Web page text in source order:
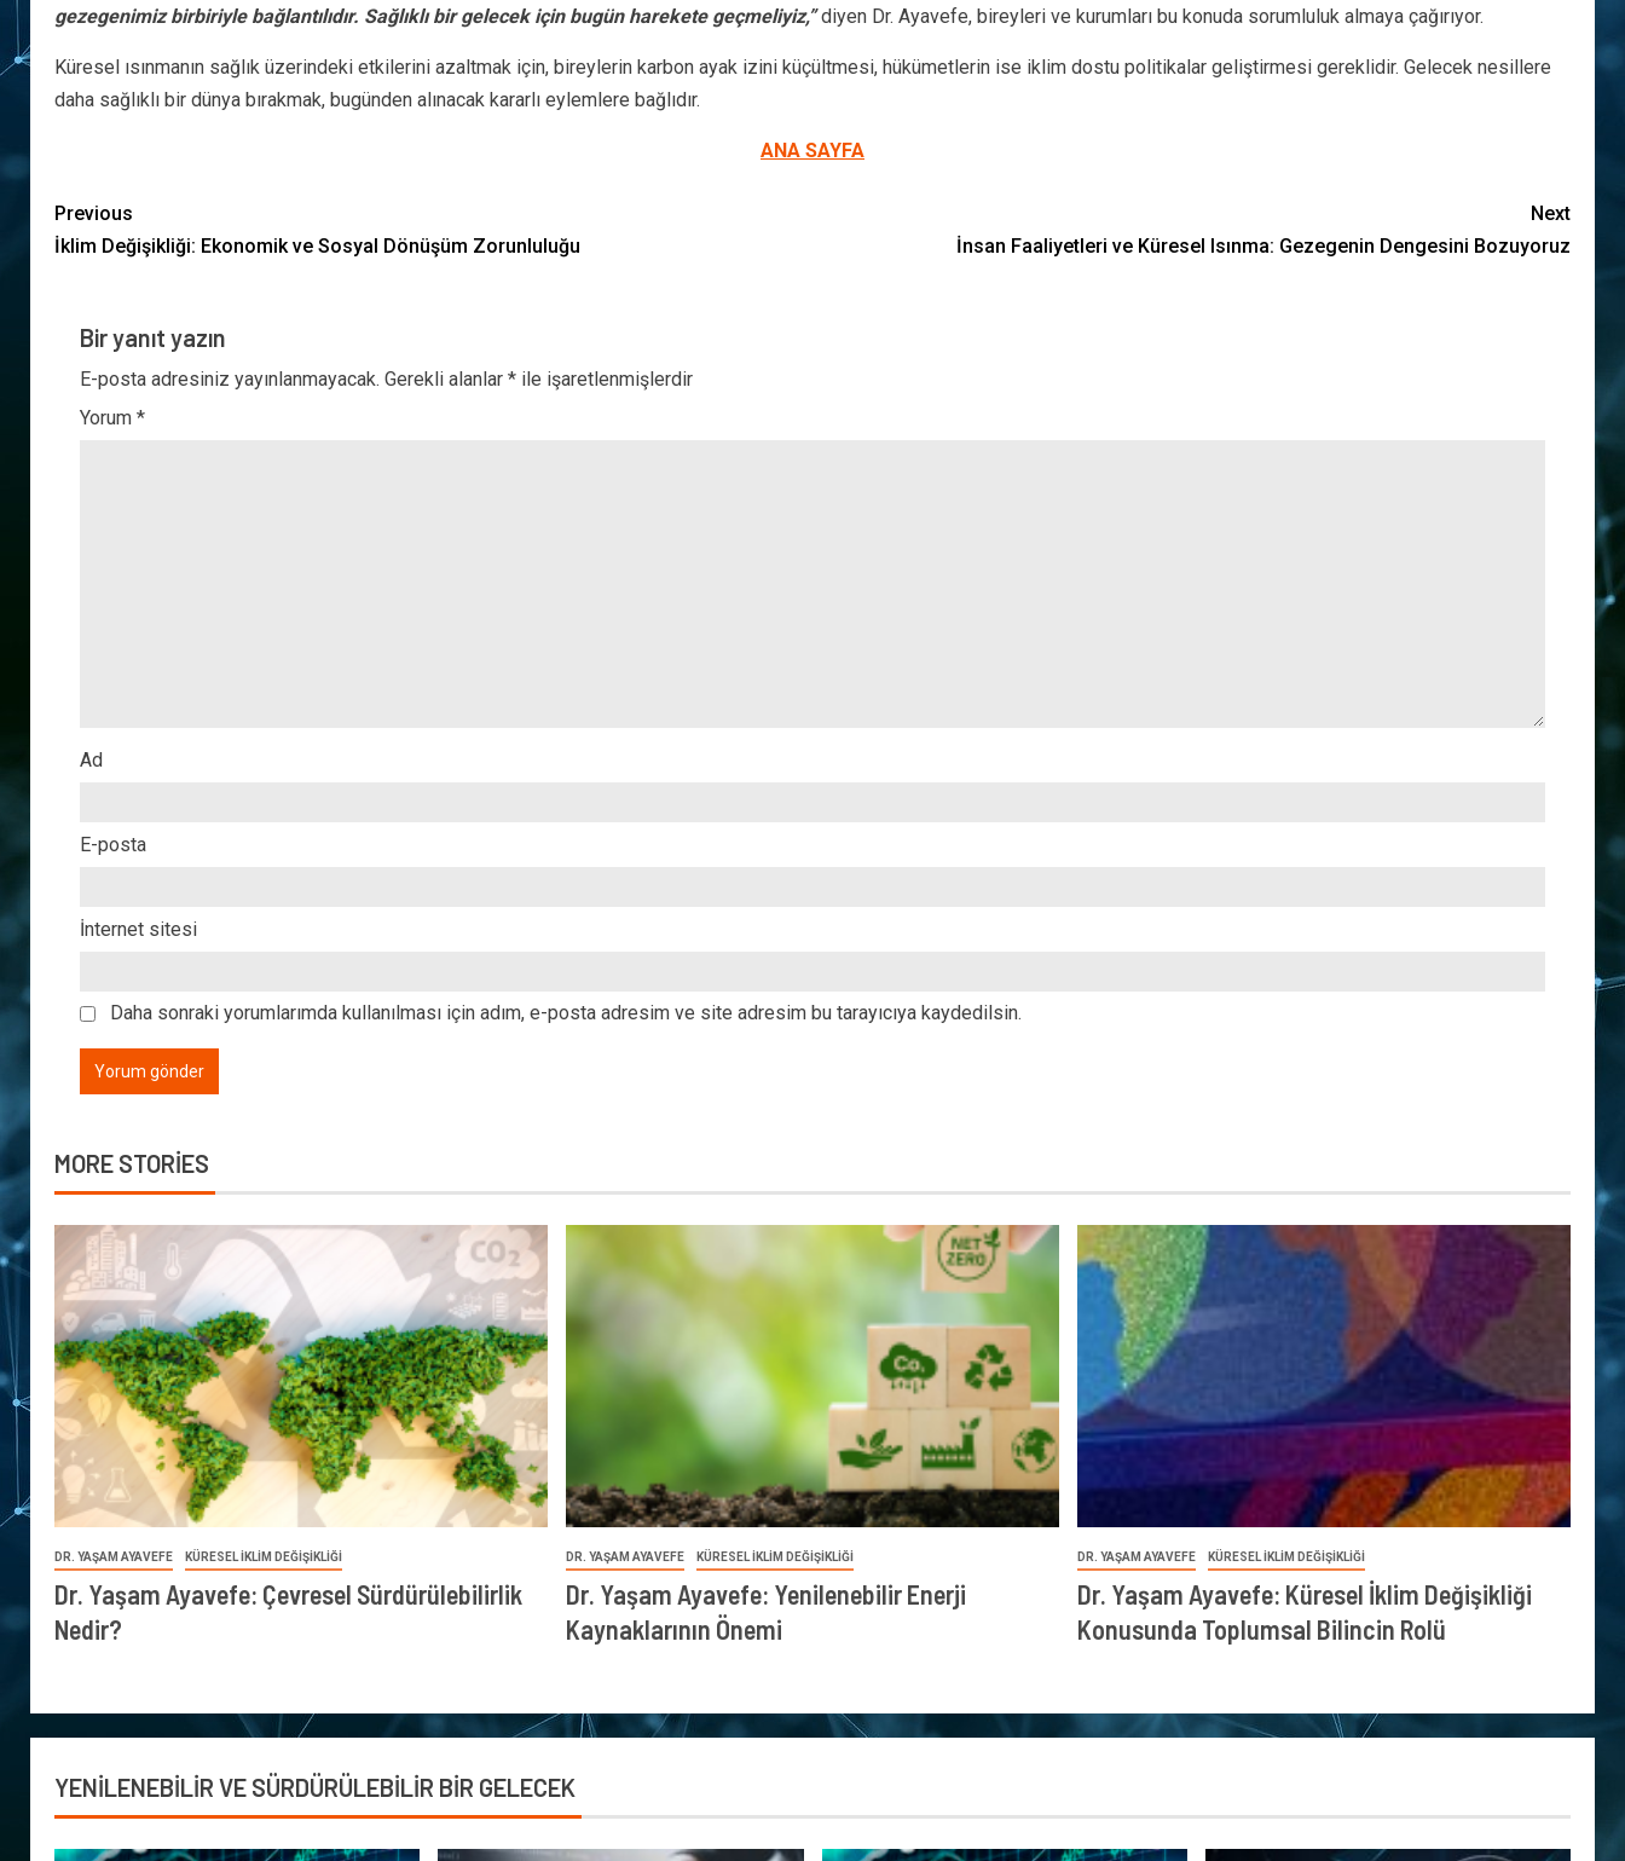
gezegenimiz birbiriyle bağlantılıdır. Sağlıklı bir gelecek için bugün harekete geçmeliyiz,”diyen Dr. Ayavefe, bireyleri ve kurumları bu konuda sorumluluk almaya çağırıyor.
Küresel ısınmanın sağlık üzerindeki etkilerini azaltmak için, bireylerin karbon ayak izini küçültmesi, hükümetlerin ise iklim dostu politikalar geliştirmesi gereklidir. Gelecek nesillere
daha sağlıklı bir dünya bırakmak, bugünden alınacak kararlı eylemlere bağlıdır.
ANA SAYFA
Previous
İklim Değişikliği: Ekonomik ve Sosyal Dönüşüm Zorunluluğu
Next
İnsan Faaliyetleri ve Küresel Isınma: Gezegenin Dengesini Bozuyoruz
Bir yanıt yazın
E-posta adresiniz yayınlanmayacak. Gerekli alanlar * ile işaretlenmişlerdir
Yorum *
Ad
E-posta
İnternet sitesi
Daha sonraki yorumlarımda kullanılması için adım, e-posta adresim ve site adresim bu tarayıcıya kaydedilsin.
MORE STORIES
DR. YAŞAM AYAVEFE KÜRESEL İKLİM DEĞİŞİKLİĞİ
Dr. Yaşam Ayavefe: Çevresel Sürdürülebilirlik
Nedir?
DR. YAŞAM AYAVEFE KÜRESEL İKLİM DEĞİŞİKLİĞİ
Dr. Yaşam Ayavefe: Yenilenebilir Enerji
Kaynaklarının Önemi
DR. YAŞAM AYAVEFE KÜRESEL İKLİM DEĞİŞİKLİĞİ
Dr. Yaşam Ayavefe: Küresel İklim Değişikliği
Konusunda Toplumsal Bilincin Rolü
YENİLENEBİLİR VE SÜRDÜRÜLEBİLİR BİR GELECEK